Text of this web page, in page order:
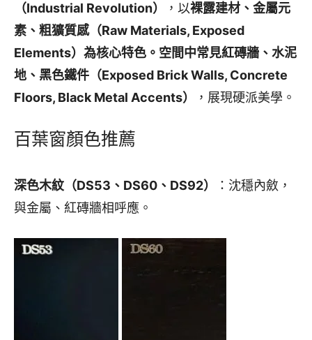
（Industrial Revolution）
，以裸露建材、金屬元
素、粗獷質感（Raw Materials, Exposed
Elements） 為核心特色。空間中常見紅磚牆、水泥
地、黑色鐵件（Exposed Brick Walls, Concrete
Floors, Black Metal Accents）
，展現硬派美學。
百葉窗顏色推薦
深色木紋（DS53、DS60、DS92）
：沈穩內斂，
與金屬、紅磚牆相呼應。